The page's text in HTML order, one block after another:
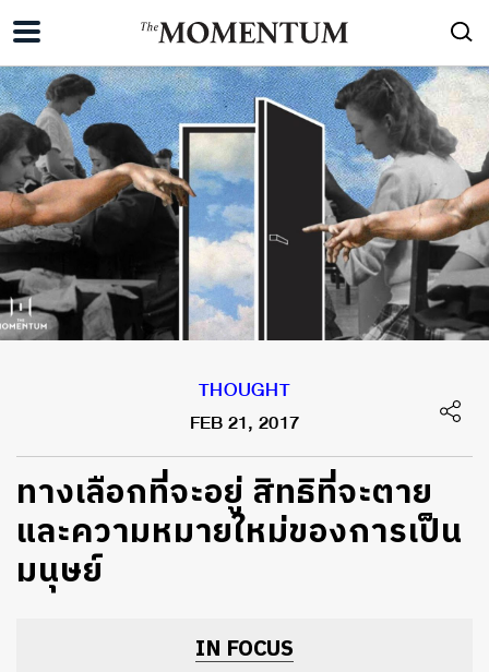
THOUGHT
FEB 21, 2017
ทางเลือกที่จะอยู่ สิทธิที่จะตาย
และความหมายใหม่ของการเป็น
มนุษย์
IN FOCUS